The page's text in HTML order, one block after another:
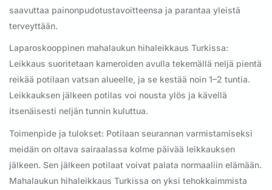
saavuttaa painonpudotustavoitteensa ja parantaa yleistä
terveyttään.
Laparoskooppinen mahalaukun hihaleikkaus Turkissa:
Leikkaus suoritetaan kameroiden avulla tekemällä neljä pientä
reikää potilaan vatsan alueelle, ja se kestää noin 1–2 tuntia.
Leikkauksen jälkeen potilas voi nousta ylös ja kävellä
itsenäisesti neljän tunnin kuluttua.
Toimenpide ja tulokset: Potilaan seurannan varmistamiseksi
meidän on oltava sairaalassa kolme päivää leikkauksen
jälkeen. Sen jälkeen potilaat voivat palata normaaliin elämään.
Mahalaukun hihaleikkaus Turkissa on yksi tehokkaimmista